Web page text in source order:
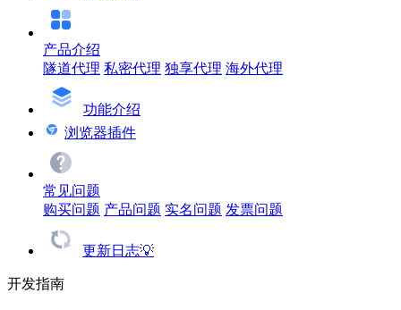
产品介绍
隧道代理 私密代理 独享代理 海外代理
功能介绍
浏览器插件
常见问题
购买问题 产品问题 实名问题 发票问题
更新日志💡
开发指南